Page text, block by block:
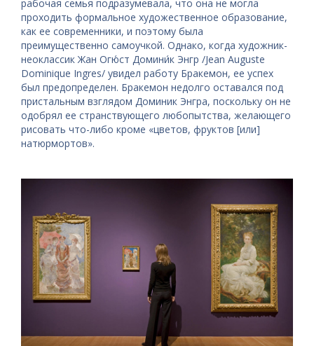
рабочая семья подразумевала, что она не могла
проходить формальное художественное образование,
как ее современники, и поэтому была
преимущественно самоучкой. Однако, когда художник-
неоклассик Жан Огю́ст Домини́к Энгр /Jean Auguste
Dominique Ingres/ увидел работу Бракемон, ее успех
был предопределен. Бракемон недолго оставался под
пристальным взглядом Доминик Энгра, поскольку он не
одобрял ее странствующего любопытства, желающего
рисовать что-либо кроме «цветов, фруктов [или]
натюрмортов».